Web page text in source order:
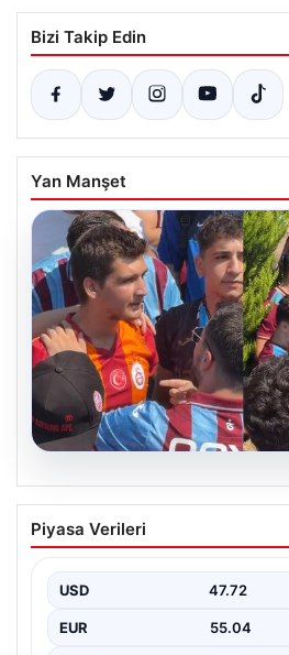
Bizi Takip Edin
Yan Manşet
05.08.2026
Mohamed Salah’ı
Galatasaraylı taraftarı
Piyasa Verileri
USD 47.72
EUR 55.04